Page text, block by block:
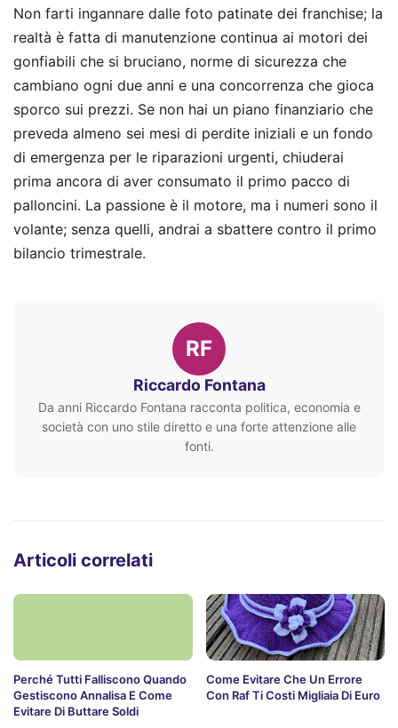
Non farti ingannare dalle foto patinate dei franchise; la
realtà è fatta di manutenzione continua ai motori dei
gonfiabili che si bruciano, norme di sicurezza che
cambiano ogni due anni e una concorrenza che gioca
sporco sui prezzi. Se non hai un piano finanziario che
preveda almeno sei mesi di perdite iniziali e un fondo
di emergenza per le riparazioni urgenti, chiuderai
prima ancora di aver consumato il primo pacco di
palloncini. La passione è il motore, ma i numeri sono il
volante; senza quelli, andrai a sbattere contro il primo
bilancio trimestrale.
RF
Riccardo Fontana
Da anni Riccardo Fontana racconta politica, economia e
società con uno stile diretto e una forte attenzione alle
fonti.
Articoli correlati
Perché Tutti Falliscono Quando
Gestiscono Annalisa E Come
Evitare Di Buttare Soldi
Come Evitare Che Un Errore
Con Raf Ti Costi Migliaia Di Euro